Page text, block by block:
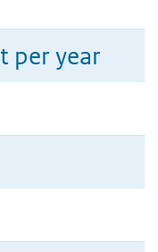
per year